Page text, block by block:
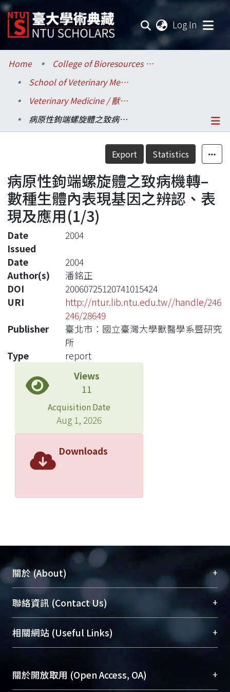
Log In
Communities & Collections
Research Outputs
Fundings & Projects
Statistics
Home
College of Bioresources and Agriculture / 生物資源暨農學院
School of Veterinary Medicine / 獸醫專業學院
Veterinary Medicine / 獸醫學系
病原性鉤端螺旋體之致病機轉–數種生體內表現基因之辨認、表現及應用(1/3)
Details
Export Statistics
病原性鉤端螺旋體之致病機轉–
數種生體內表現基因之辨認、表
現及應用(1/3)
Date
Issued
2004
Date
2004
Author(s)
潘銘正
DOI
20060725120741015424
URI
http://ntur.lib.ntu.edu.tw//handle/246
246/28649
Publisher
臺北市：國立臺灣大學獸醫學系暨研究
所
Type
report
Views
11
Acquisition Date
Aug 1, 2026
Downloads
關於 (About) +
臺大位居世界頂尖大學之列，為永久珍藏及向國際
展現本校豐碩的研究成果及學術能量，圖書館整合
機構典藏（NTUR）與學術庫（AH）不同功能平
台，成為臺大學術典藏NTU scholars。期能整合研
成果。
聯絡資訊 (Contact Us) +
總館學科館員(Main Library)
醫學圖書館學科館員(Medical Library)
Sciences Library)
相關網站 (Useful Links) +
關於開放取用 (Open Access, OA) +